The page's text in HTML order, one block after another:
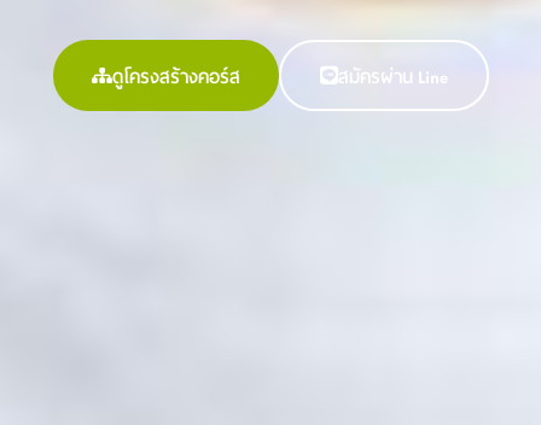
ดูโครงสร้างคอร์ส สมัครผ่าน Line